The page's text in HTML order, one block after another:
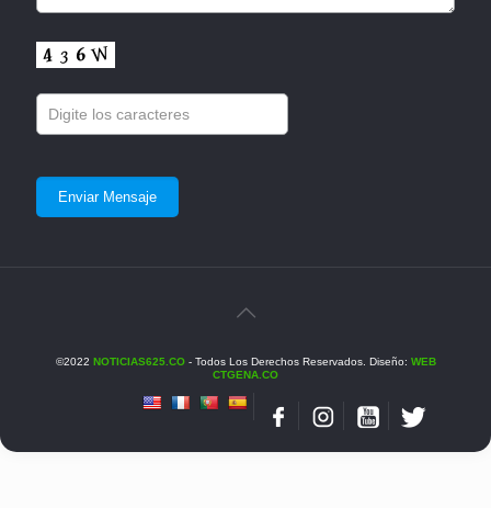
©2022 NOTICIAS625.CO- Todos Los Derechos Reservados. Diseño: WEB
CTGENA.CO